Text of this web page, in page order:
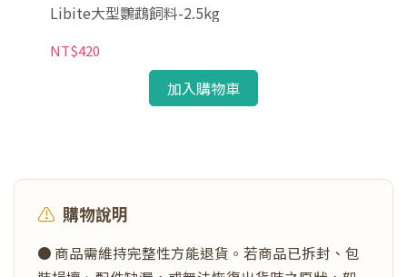
Libite大型鸚鵡飼料-2.5kg
NT$420
加入購物車
⚠️ 購物說明
● 商品需維持完整性方能退貨。若商品已拆封、包